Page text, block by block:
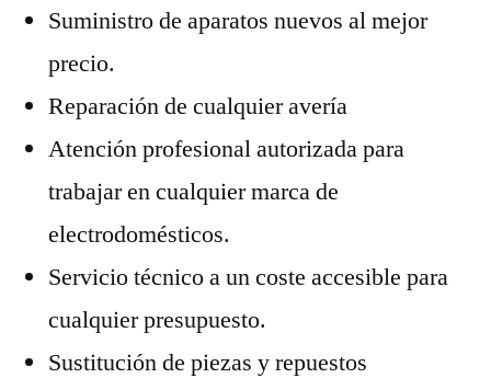
Suministro de aparatos nuevos al mejor
precio.
Reparación de cualquier avería
Atención profesional autorizada para
trabajar en cualquier marca de
electrodomésticos.
Servicio técnico a un coste accesible para
cualquier presupuesto.
Sustitución de piezas y repuestos